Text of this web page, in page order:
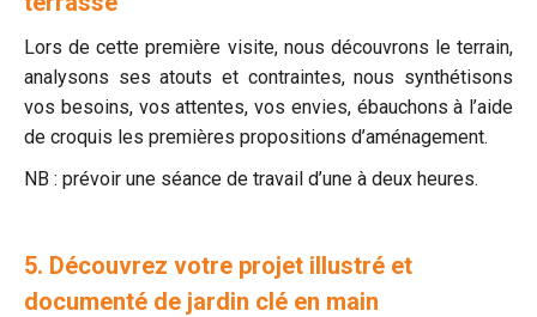
Lors de cette première visite, nous découvrons le terrain,
analysons ses atouts et contraintes, nous synthétisons
vos besoins, vos attentes, vos envies, ébauchons à l’aide
de croquis les premières propositions d’aménagement.
NB : prévoir une séance de travail d’une à deux heures.
5. Découvrez votre projet illustré et
documenté de jardin clé en main